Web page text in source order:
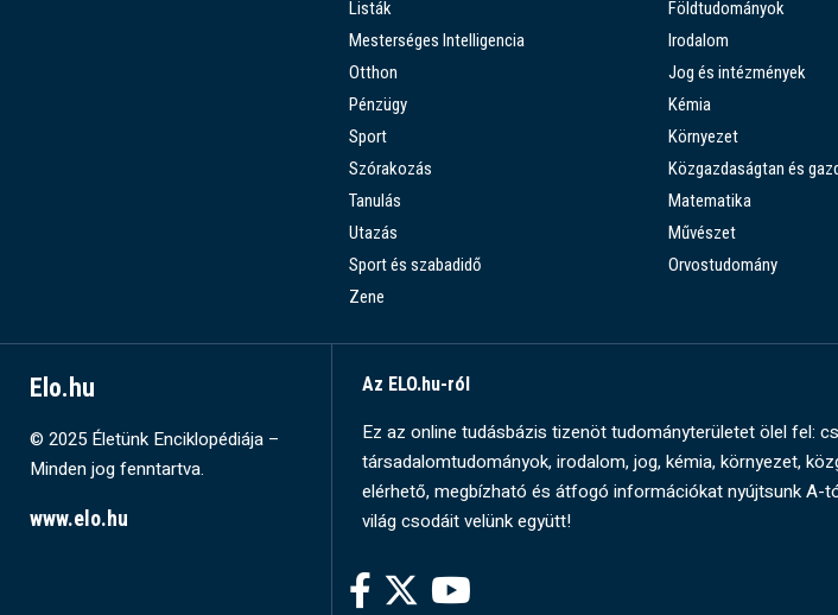
Listák
Mesterséges Intelligencia
Otthon
Pénzügy
Sport
Szórakozás
Tanulás
Utazás
Sport és szabadidő
Zene
Földtudományok
Irodalom
Jog és intézmények
Kémia
Környezet
Közgazdaságtan és
Matematika
Művészet
Orvostudomány
Elo.hu
© 2025 Életünk Enciklopédiája –
Minden jog fenntartva.
www.elo.hu
Az ELO.hu-ról
Ez az online tudásbázis tizenöt tudományterületet ölel fel:
társadalomtudományok, irodalom, jog, kémia, környezet,
elérhető, megbízható és átfogó információkat nyújtsunk A-
világ csodáit velünk együtt!